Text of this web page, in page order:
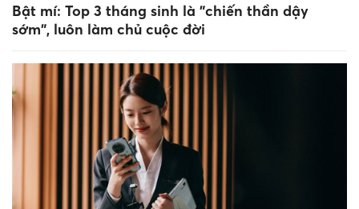
Bật mí: Top 3 tháng sinh là "chiến thần dậy
sớm", luôn làm chủ cuộc đời